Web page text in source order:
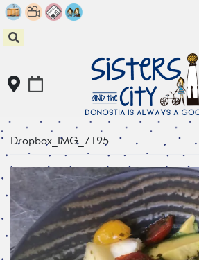
Skip
to
content
Dropbox_IMG_7195